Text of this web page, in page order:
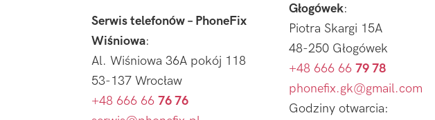
Serwis telefonów – PhoneFix
Wiśniowa:
Al. Wiśniowa 36A pokój 118
53-137 Wrocław
+48 666 66 76 76
Głogówek:
Piotra Skargi 15A
48-250 Głogówek
+48 666 66 79 78
phonefix.gk@gmail.com
Godziny otwarcia: